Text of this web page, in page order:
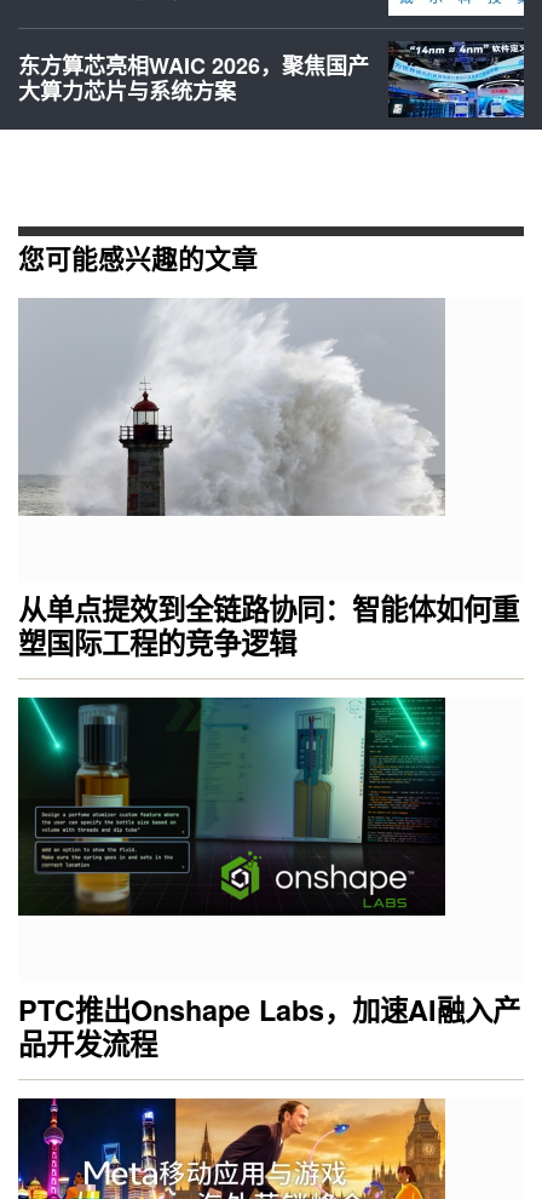
东方算芯亮相WAIC 2026，聚焦国产
大算力芯片与系统方案
您可能感兴趣的文章
从单点提效到全链路协同：智能体如何重
塑国际工程的竞争逻辑
PTC推出Onshape Labs，加速AI融入产
品开发流程